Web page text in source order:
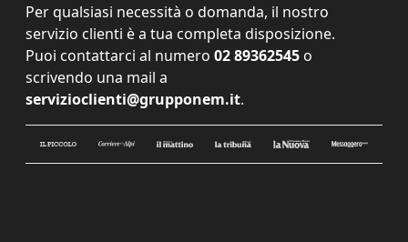
Per qualsiasi necessità o domanda, il nostro
servizio clienti è a tua completa disposizione.
Puoi contattarci al numero 02 89362545 o
scrivendo una mail a
servizioclienti@grupponem.it.